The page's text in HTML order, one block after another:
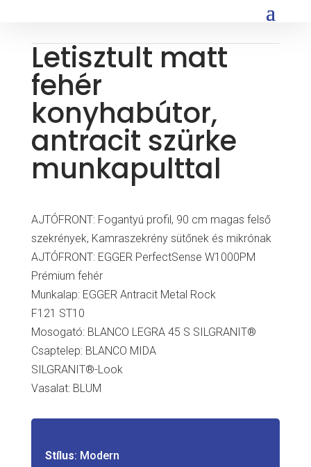
Letisztult matt
fehér
konyhabútor,
antracit szürke
munkapulttal
AJTÓFRONT: Fogantyú profil, 90 cm magas felső
szekrények, Kamraszekrény sütőnek és mikrónak
AJTÓFRONT: EGGER PerfectSense W1000PM
Prémium fehér
Munkalap: EGGER Antracit Metal Rock
F121 ST10
Mosogató: BLANCO LEGRA 45 S SILGRANIT®
Csaptelep: BLANCO MIDA
SILGRANIT®-Look
Vasalat: BLUM
Stílus: Modern